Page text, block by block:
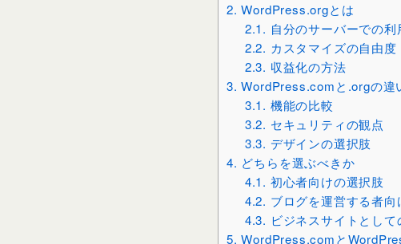
2. WordPress.orgとは
2.1. 自分のサーバーでの利
2.2. カスタマイズの自由度
2.3. 収益化の方法
3. WordPress.comと.orgの違
3.1. 機能の比較
3.2. セキュリティの観点
3.3. デザインの選択肢
4. どちらを選ぶべきか
4.1. 初心者向けの選択肢
4.2. ブログを運営する者向
4.3. ビジネスサイトとし
5. WordPress.comと